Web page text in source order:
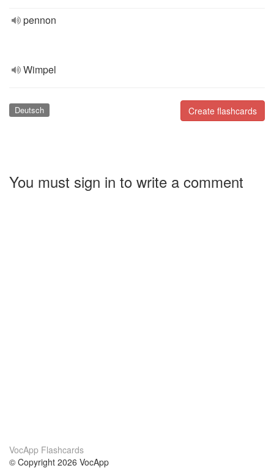
pennon
Wimpel
Create flashcards
Deutsch
You must sign in to write a comment
VocApp Flashcards
© Copyright 2026 VocApp